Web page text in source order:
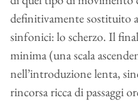
definitivamente sostituito
sinfonici: lo scherzo. Il
minima (una scala
nell’introduzione lenta,
rincorsa ricca di passaggi